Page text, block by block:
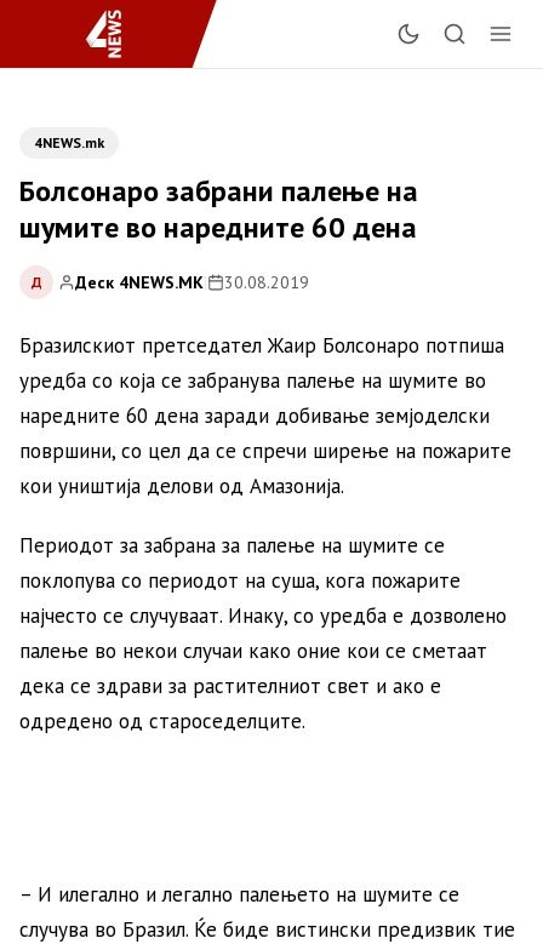
4NEWS.mk
Болсонаро забрани палење на
шумите во наредните 60 дена
Д Деск 4NEWS.MK| 30.08.2019
Бразилскиот претседател Жаир Болсонаро потпиша
уредба со која се забранува палење на шумите во
наредните 60 дена заради добивање земјоделски
површини, со цел да се спречи ширење на пожарите
кои уништија делови од Амазонија.
Периодот за забрана за палење на шумите се
поклопува со периодот на суша, кога пожарите
најчесто се случуваат. Инаку, со уредба е дозволено
палење во некои случаи како оние кои се сметаат
дека се здрави за растителниот свет и ако е
одредено од староседелците.
– И илегално и легално палењето на шумите се
случува во Бразил. Ќе биде вистински предизвик тие